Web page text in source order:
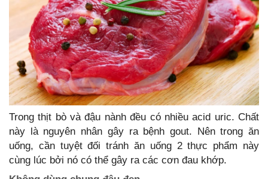
Trong thịt bò và đậu nành đều có nhiều acid uric. Chất
này là nguyên nhân gây ra bệnh gout. Nên trong ăn
uống, cần tuyệt đối tránh ăn uống 2 thực phẩm này
cùng lúc bởi nó có thể gây ra các cơn đau khớp.